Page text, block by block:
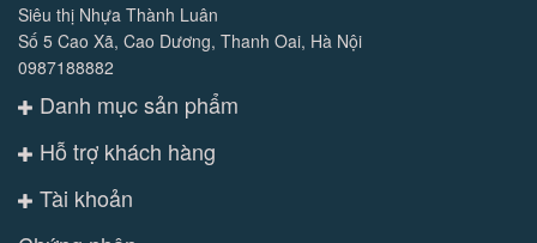
Siêu thị Nhựa Thành Luân
Số 5 Cao Xã, Cao Dương, Thanh Oai, Hà Nội
0987188882
Danh mục sản phẩm
Hỗ trợ khách hàng
Tài khoản